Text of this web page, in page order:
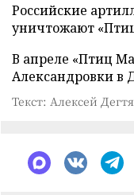
Российские
уничтожают
В апреле «Птиц
Александровки в
Текст: Алексей